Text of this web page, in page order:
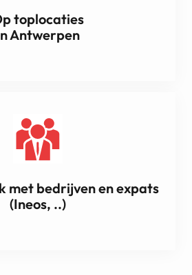
toplocaties
Antwerpen
met bedrijven en expats
(Ineos, ..)